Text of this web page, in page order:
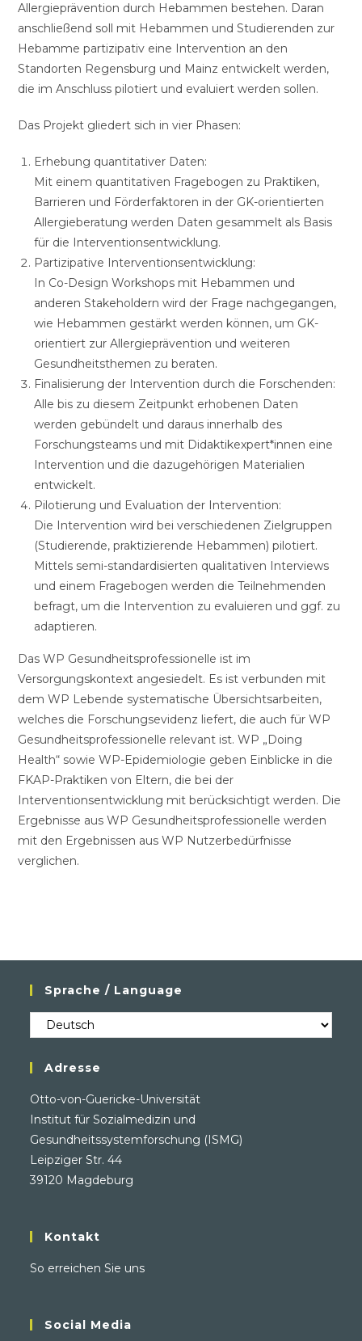
Allergieprävention durch Hebammen bestehen. Daran
anschließend soll mit Hebammen und Studierenden zur
Hebamme partizipativ eine Intervention an den
Standorten Regensburg und Mainz entwickelt werden,
die im Anschluss pilotiert und evaluiert werden sollen.
Das Projekt gliedert sich in vier Phasen:
Erhebung quantitativer Daten:
Mit einem quantitativen Fragebogen zu Praktiken,
Barrieren und Förderfaktoren in der GK-orientierten
Allergieberatung werden Daten gesammelt als Basis
für die Interventionsentwicklung.
Partizipative Interventionsentwicklung:
In Co-Design Workshops mit Hebammen und
anderen Stakeholdern wird der Frage nachgegangen,
wie Hebammen gestärkt werden können, um GK-
orientiert zur Allergieprävention und weiteren
Gesundheitsthemen zu beraten.
Finalisierung der Intervention durch die Forschenden:
Alle bis zu diesem Zeitpunkt erhobenen Daten
werden gebündelt und daraus innerhalb des
Forschungsteams und mit Didaktikexpert*innen eine
Intervention und die dazugehörigen Materialien
entwickelt.
Pilotierung und Evaluation der Intervention:
Die Intervention wird bei verschiedenen Zielgruppen
(Studierende, praktizierende Hebammen) pilotiert.
Mittels semi-standardisierten qualitativen Interviews
und einem Fragebogen werden die Teilnehmenden
befragt, um die Intervention zu evaluieren und ggf. zu
adaptieren.
Das WP Gesundheitsprofessionelle ist im
Versorgungskontext angesiedelt. Es ist verbunden mit
dem WP Lebende systematische Übersichtsarbeiten,
welches die Forschungsevidenz liefert, die auch für WP
Gesundheitsprofessionelle relevant ist. WP „Doing
Health“ sowie WP-Epidemiologie geben Einblicke in die
FKAP-Praktiken von Eltern, die bei der
Interventionsentwicklung mit berücksichtigt werden. Die
Ergebnisse aus WP Gesundheitsprofessionelle werden
mit den Ergebnissen aus WP Nutzerbedürfnisse
verglichen.
Sprache / Language
Sprache
/
Language
Adresse
Otto-von-Guericke-Universität
Institut für Sozialmedizin und
Gesundheitssystemforschung (ISMG)
Leipziger Str. 44
39120 Magdeburg
Kontakt
So erreichen Sie uns
Social Media